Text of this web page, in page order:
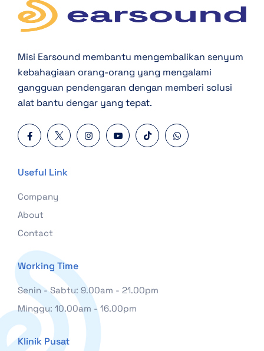
Misi Earsound membantu mengembalikan senyum
kebahagiaan orang-orang yang mengalami
gangguan pendengaran dengan memberi solusi
alat bantu dengar yang tepat.
Useful Link
Company
About
Contact
Working Time
Senin - Sabtu: 9.00am - 21.00pm
Minggu: 10.00am - 16.00pm
Klinik Pusat